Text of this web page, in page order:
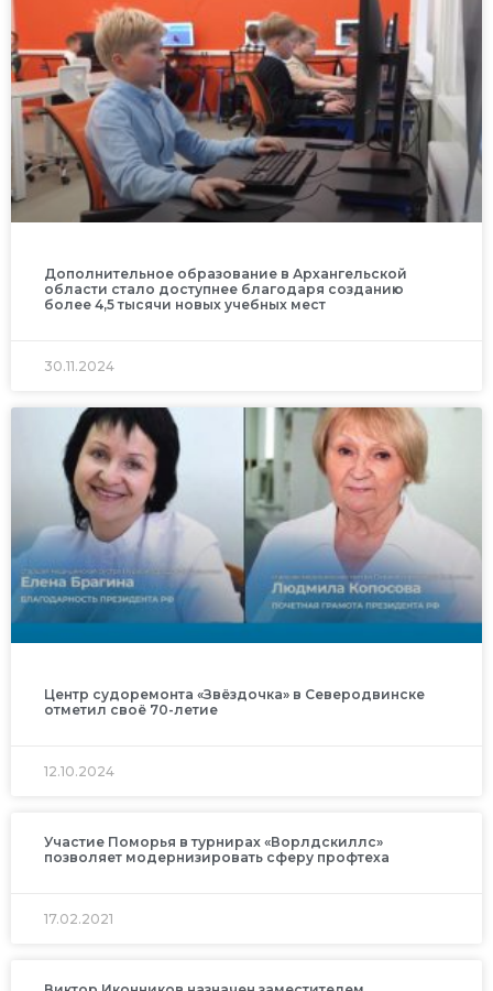
Дополнительное образование в Архангельской
области стало доступнее благодаря созданию
более 4,5 тысячи новых учебных мест
30.11.2024
Центр судоремонта «Звёздочка» в Северодвинске
отметил своё 70-летие
12.10.2024
Участие Поморья в турнирах «Ворлдскиллс»
позволяет модернизировать сферу профтеха
17.02.2021